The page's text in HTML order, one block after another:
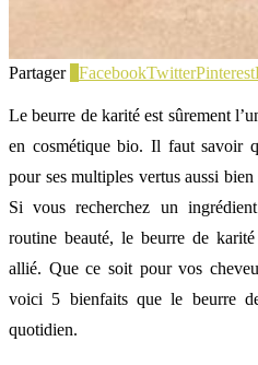
Partager FacebookTwitterPinterest
Le beurre de karité est sûrement
en cosmétique bio. Il faut savoir
pour ses multiples vertus aussi
Si vous recherchez un
routine beauté, le beurre de
allié. Que ce soit pour vos
voici 5 bienfaits que le beurre
quotidien.